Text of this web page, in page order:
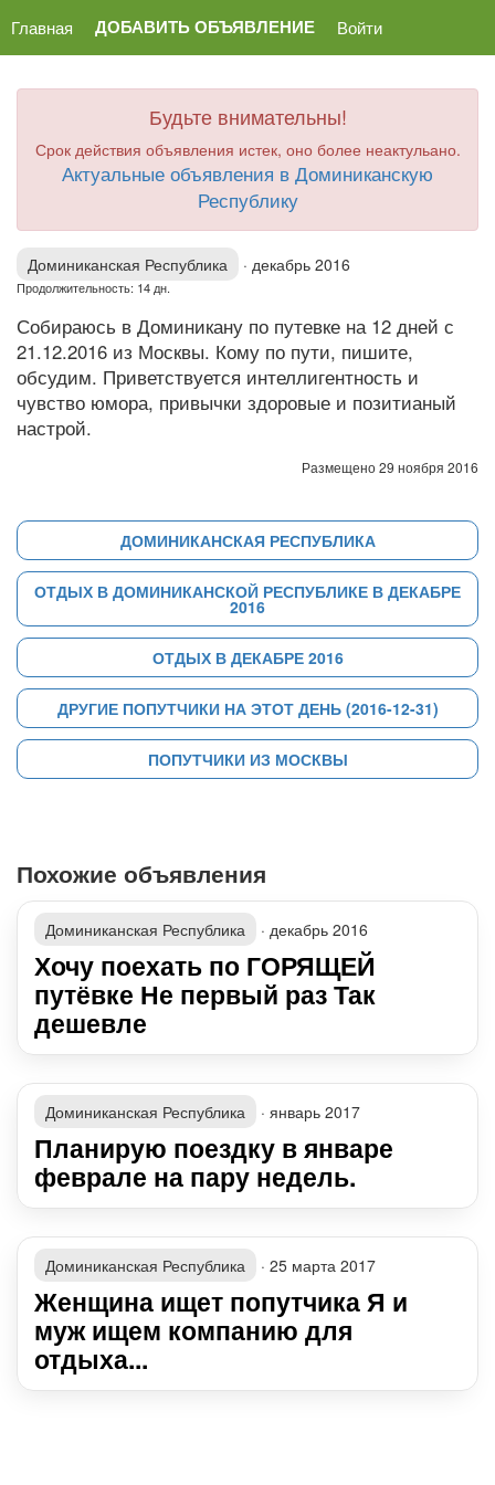
Главная ДОБАВИТЬ ОБЪЯВЛЕНИЕ Войти
Будьте внимательны!
Срок действия объявления истек, оно более неактульано.
Актуальные объявления в Доминиканскую
Республику
Доминиканская Республика · декабрь 2016
Продолжительность: 14 дн.
Собираюсь в Доминикану по путевке на 12 дней с
21.12.2016 из Москвы. Кому по пути, пишите,
обсудим. Приветствуется интеллигентность и
чувство юмора, привычки здоровые и позитианый
настрой.
Размещено 29 ноября 2016
ДОМИНИКАНСКАЯ РЕСПУБЛИКА
ОТДЫХ В ДОМИНИКАНСКОЙ РЕСПУБЛИКЕ В ДЕКАБРЕ
2016
ОТДЫХ В ДЕКАБРЕ 2016
ДРУГИЕ ПОПУТЧИКИ НА ЭТОТ ДЕНЬ (2016-12-31)
ПОПУТЧИКИ ИЗ МОСКВЫ
Похожие объявления
Доминиканская Республика · декабрь 2016
Хочу поехать по ГОРЯЩЕЙ
путёвке Не первый раз Так
дешевле
Доминиканская Республика · январь 2017
Планирую поездку в январе
феврале на пару недель.
Доминиканская Республика · 25 марта 2017
Женщина ищет попутчика Я и
муж ищем компанию для
отдыха...